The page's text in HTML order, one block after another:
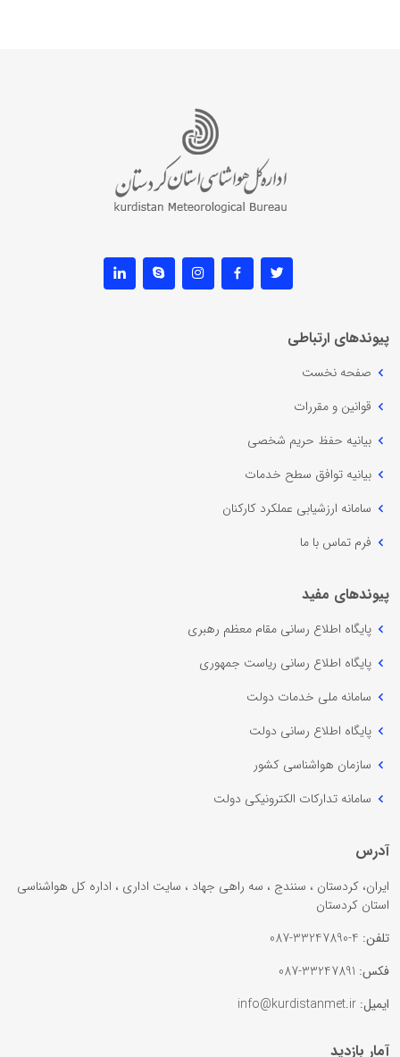
پیوندهای ارتباطی
صفحه نخست
قوانین و مقررات
بیانیه حفظ حریم شخصی
بیانیه توافق سطح خدمات
سامانه ارزشیابی عملکرد کارکنان
فرم تماس با ما
پیوندهای مفید
پایگاه اطلاع رسانی مقام معظم رهبری
پایگاه اطلاع رسانی ریاست جمهوری
سامانه ملی خدمات دولت
پایگاه اطلاع رسانی دولت
سازمان هواشناسی کشور
سامانه تدارکات الکترونیکی دولت
آدرس
ایران، کردستان ، سنندج ، سه راهی جهاد ، سایت اداری ، اداره کل هواشناسی
استان کردستان
تلفن:
فکس:
ایمیل:
آمار بازدید